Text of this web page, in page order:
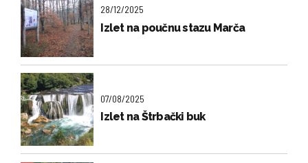
28/12/2025
Izlet na poučnu stazu Marča
07/08/2025
Izlet na Štrbački buk